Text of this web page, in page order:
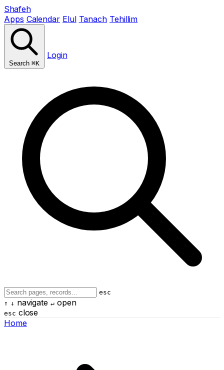
Shafeh
Apps Calendar Elul Tanach Tehillim
Search ⌘K
Login
esc
↑ ↓ navigate ↵open
esc close
Home